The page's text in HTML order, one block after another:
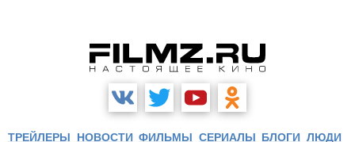
ТРЕЙЛЕРЫ НОВОСТИ ФИЛЬМЫ СЕРИАЛЫ БЛОГИ ЛЮДИ